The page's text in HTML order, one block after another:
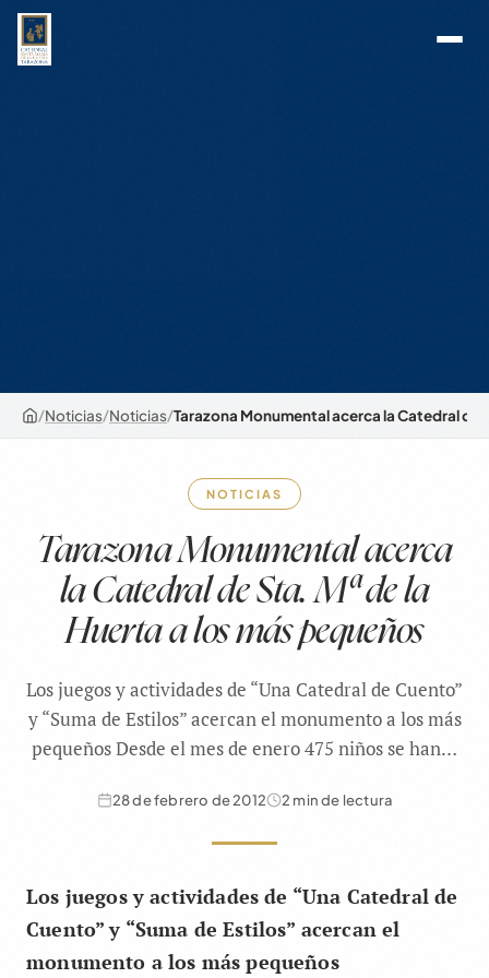
/Noticias/Noticias/Tarazona Monumental acerca la Catedral de
NOTICIAS
Tarazona Monumental acerca
la Catedral de Sta. Mª de la
Huerta a los más pequeños
Los juegos y actividades de “Una Catedral de Cuento”
y “Suma de Estilos” acercan el monumento a los más
pequeños Desde el mes de enero 475 niños se han…
28 de febrero de 2012 2 min de lectura
Los juegos y actividades de “Una Catedral de
Cuento” y “Suma de Estilos” acercan el
monumento a los más pequeños